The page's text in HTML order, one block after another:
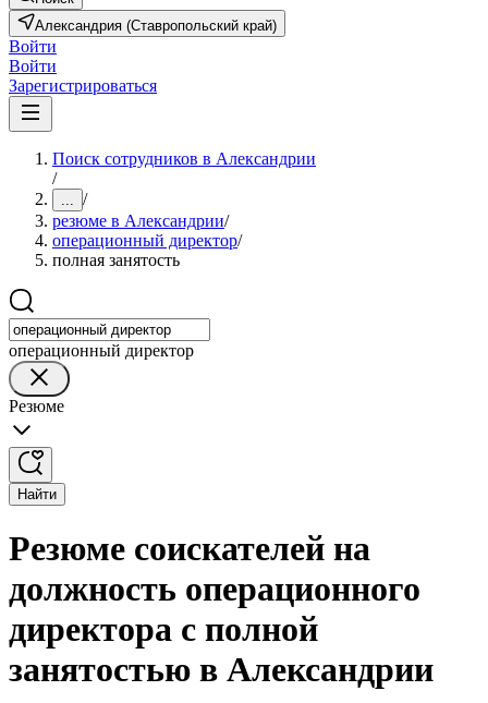
Александрия (Ставропольский край)
Войти
Войти
Зарегистрироваться
Поиск сотрудников в Александрии
/
... /
резюме в Александрии/
операционный директор/
полная занятость
операционный директор
Резюме
Найти
Резюме соискателей на
должность операционного
директора с полной
занятостью в Александрии